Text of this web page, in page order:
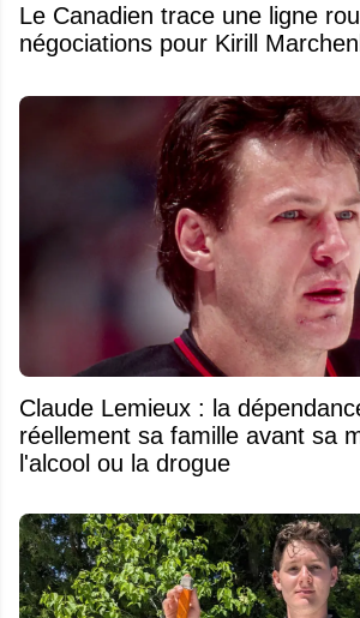
Le Canadien trace une ligne
négociations pour Kirill
Claude Lemieux : la
réellement sa famille avant sa
l'alcool ou la drogue